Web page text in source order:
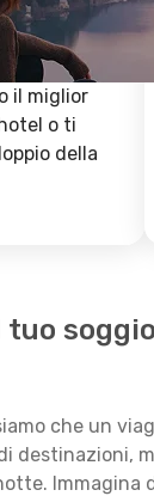
il miglior
o ti
della
che un
destinazioni,
Immagina